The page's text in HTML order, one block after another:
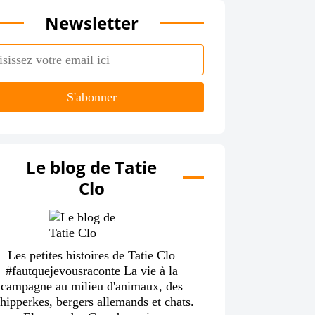
Newsletter
Le blog de Tatie
Clo
Les petites histoires de Tatie Clo
#fautquejevousraconte La vie à la
campagne au milieu d'animaux, des
bergers allemands et chats.